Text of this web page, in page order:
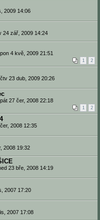
2009 14:06
24 zář, 2009 14:24
pon 4 kvě, 2009 21:51
1 2
čtv 23 dub, 2009 20:26
pát 27 čer, 2008 22:18
1 2
2008 12:35
2008 19:32
23 bře, 2008 14:19
2007 17:20
2007 17:08